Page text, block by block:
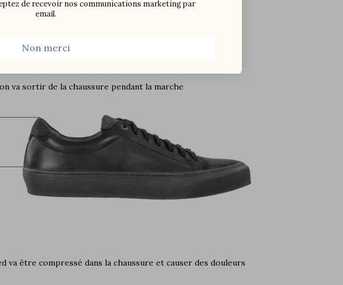
cause :
va sortir de la chaussure pendant la marche
va être compressé dans la chaussure et causer des douleurs
de recevoir nos communications marketing par
email.
Non merci